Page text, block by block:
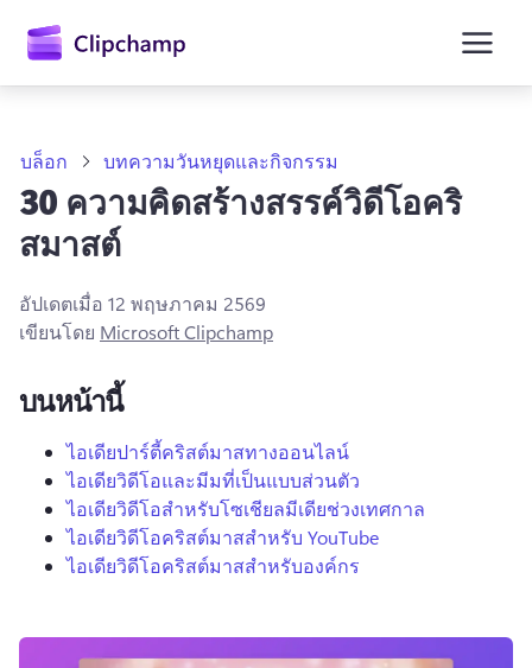
เนื้อหา
หลัก
ลงชื่อเข้าใช้
ลองใช้ฟรี
บล็อก บทความวันหยุดและกิจกรรม
30 ความคิดสร้างสรรค์วิดีโอคริ
สมาสต์
อัปเดตเมื่อ 12 พฤษภาคม 2569
เขียนโดย Microsoft Clipchamp
บนหน้านี้
ไอเดียปาร์ตี้คริสต์มาสทางออนไลน์
ไอเดียวิดีโอและมีมที่เป็นแบบส่วนตัว
ไอเดียวิดีโอสำหรับโซเชียลมีเดียช่วงเทศกาล
ไอเดียวิดีโอคริสต์มาสสำหรับ YouTube
ไอเดียวิดีโอคริสต์มาสสำหรับองค์กร